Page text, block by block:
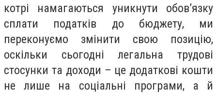
котрі намагаються уникнути обов’язку
сплати податків до бюджету, ми
переконуємо змінити свою позицію,
оскільки сьогодні легальна трудові
стосунки та доходи – це додаткові кошти
не лише на соціальні програми, а й